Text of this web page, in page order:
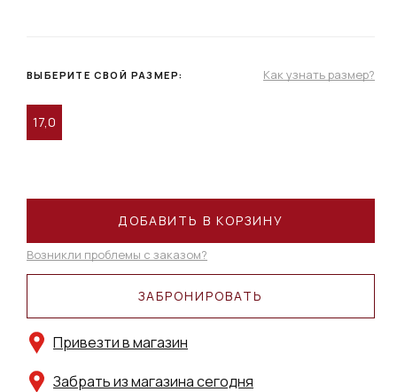
ВЫБЕРИТЕ СВОЙ РАЗМЕР: Как узнать размер?
17,0
ЗАБРОНИРОВАТЬ
Привезти в магазин
Забрать из магазина сегодня
ДОБАВИТЬ В КОРЗИНУ
Возникли проблемы с заказом?